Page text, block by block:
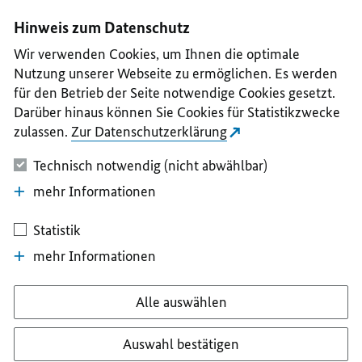
II
III
IV
V
Hinweis zum Datenschutz
Wir verwenden Cookies, um Ihnen die optimale
Nutzung unserer Webseite zu ermöglichen. Es werden
für den Betrieb der Seite notwendige Cookies gesetzt.
Darüber hinaus können Sie Cookies für Statistikzwecke
zulassen. Zur Datenschutzerklärung
Technisch notwendig (nicht abwählbar)
mehr Informationen
Statistik
mehr Informationen
Alle auswählen
Auswahl bestätigen